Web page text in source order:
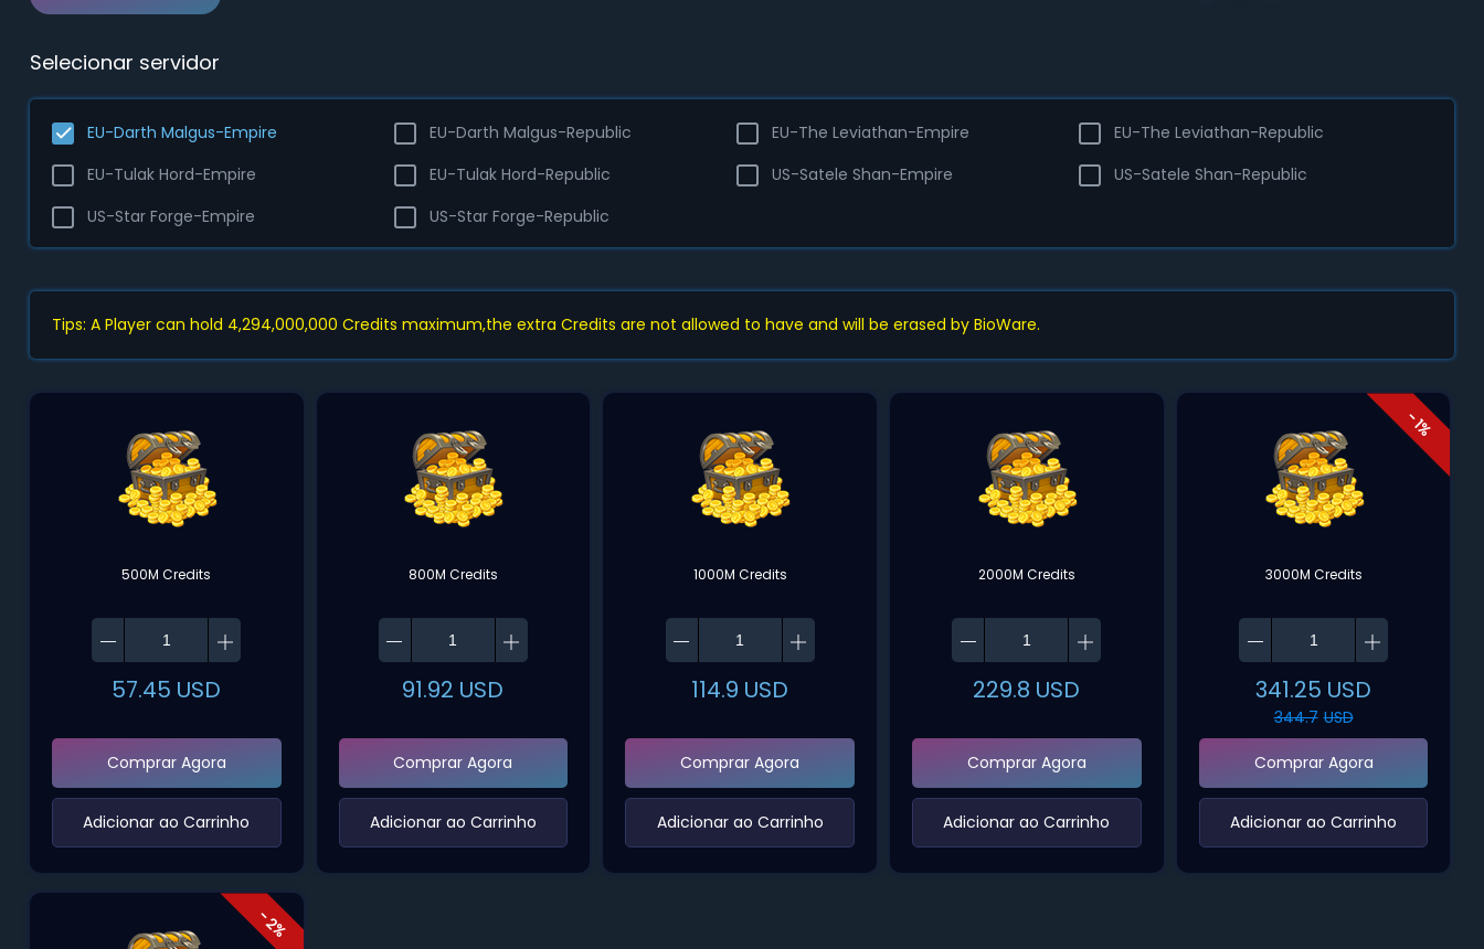
Selecionar servidor
EU-Darth Malgus-Empire EU-Darth Malgus-Republic EU-The Leviathan-Empire
EU-The Leviathan-Republic
EU-Tulak Hord-Empire
EU-Tulak Hord-Republic US-Satele Shan-Empire
US-Satele Shan-Republic
US-Star Forge-Empire
US-Star Forge-Republic
Tips: A Player can hold 4,294,000,000 Credits maximum,the extra Credits are not allowed to have and will be erased by BioWare.
500M Credits
57.45 USD
Comprar Agora
‌Adicionar ao Carrinho‌
800M Credits
91.92 USD
Comprar Agora
‌Adicionar ao Carrinho‌
1000M Credits
114.9 USD
Comprar Agora
‌Adicionar ao Carrinho‌
2000M Credits
229.8 USD
Comprar Agora
‌Adicionar ao Carrinho‌
- 1%
3000M Credits
341.25 USD
344.7 USD
Comprar Agora
‌Adicionar ao Carrinho‌
- 2%